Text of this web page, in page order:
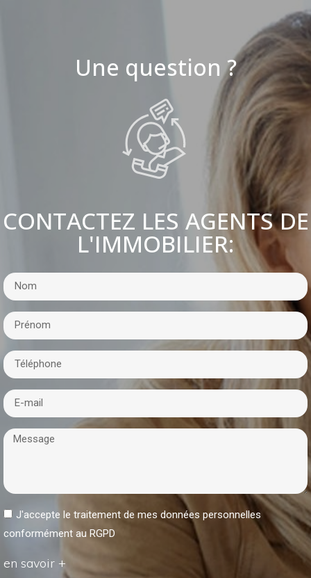
Une question ?
CONTACTEZ LES AGENTS DE
L'IMMOBILIER:
J'accepte le traitement de mes données personnelles
conformément au RGPD
en savoir +